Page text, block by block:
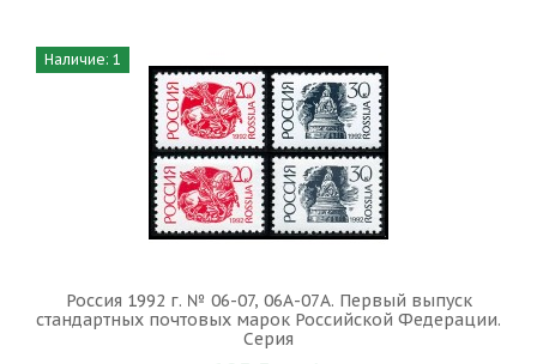
Наличие: 1
Россия 1992 г. № 06-07, 06А-07А. Первый выпуск
стандартных почтовых марок Российской Федерации.
Серия